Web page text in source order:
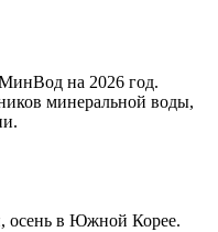
на 2026 год.
минеральной воды,
осень в Южной Корее.